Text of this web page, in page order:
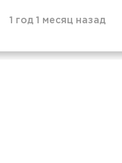
1 год 1 месяц назад